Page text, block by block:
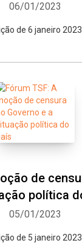
06/01/2023
de 6 janeiro 2023
de
política
05/01/2023
de 5 janeiro 2023